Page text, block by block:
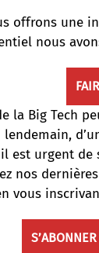
offrons une
nous
la Big Tech
est urgent
nos
vous